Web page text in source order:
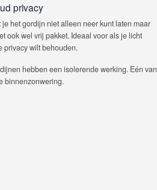
privacy
het gordijn niet alleen neer kunt laten maar
ook wel vrij pakket. Ideaal voor als je licht
privacy wilt behouden.
hebben een isolerende werking. Eén van
binnenzonwering.